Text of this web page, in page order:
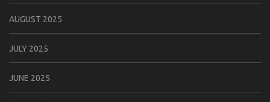
AUGUST 2025
JULY 2025
JUNE 2025